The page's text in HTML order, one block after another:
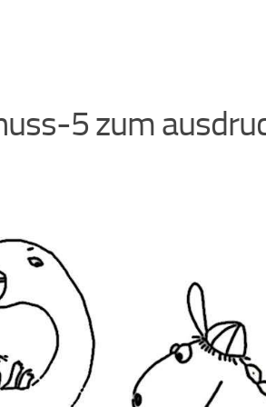
5 zum